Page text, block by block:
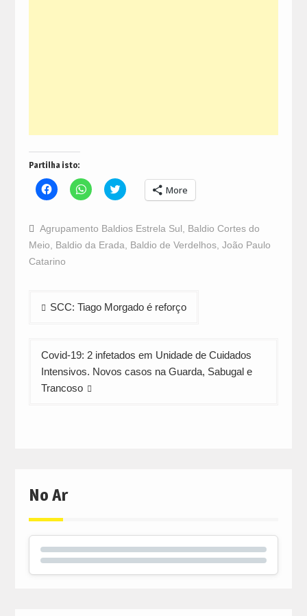
Partilha isto:
Click
to
Facebook
(Opens
in
new
window)
Click
to
WhatsApp
(Opens
in
new
Click
to
Twitter
(Opens
in
new
More
Agrupamento Baldios Estrela Sul
Baldio Cortes do
Meio
Baldio da Erada Baldio de Verdelhos, João Paulo
Catarino
Navegação
SCC: Tiago Morgado é reforço
Covid-19: 2 infetados em Unidade de Cuidados
Intensivos. Novos casos na Guarda, Sabugal e
Trancoso
No Ar